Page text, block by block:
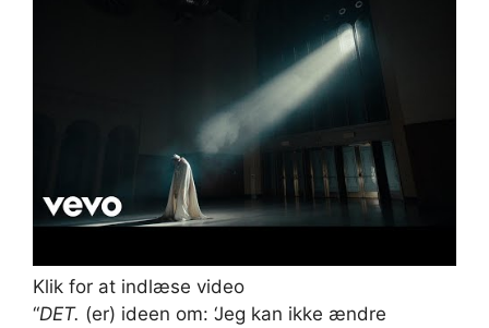
Klik for at indlæse video
“DET. (er) ideen om: ‘Jeg kan ikke ændre